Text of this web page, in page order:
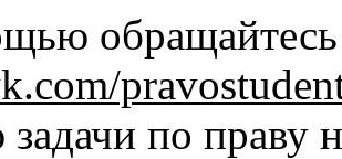
по праву